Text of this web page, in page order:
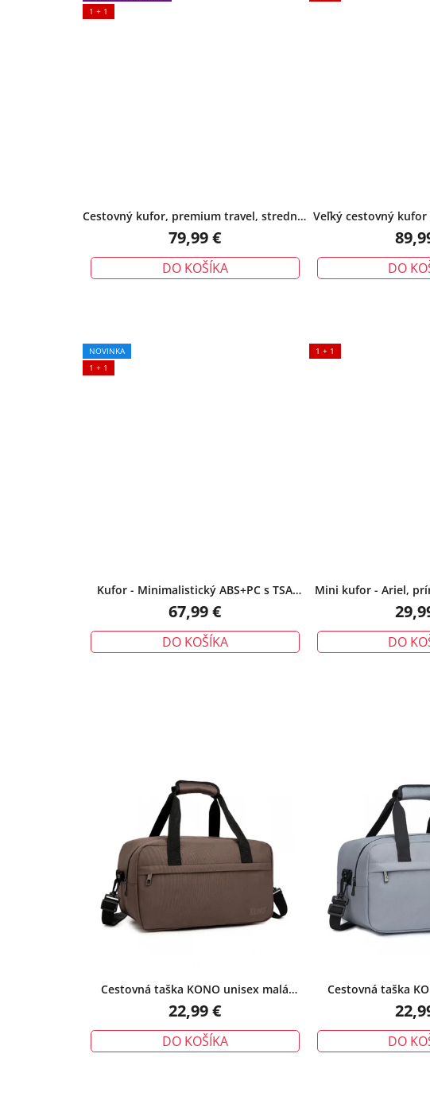
1 + 1
Cestovný kufor, premium travel, stredný,
šedý
79,99 €
DO KOŠÍKA
Veľký cestovný kufor
DO
NOVINKA
1 + 1
Kufor - Minimalistický ABS+PC s TSA
zámkom, malý, modrý
67,99 €
DO KOŠÍKA
1 + 1
Mini kufor - Ariel,
DO
Cestovná taška KONO unisex malá
hnedá
22,99 €
DO KOŠÍKA
Cestovná taška
DO